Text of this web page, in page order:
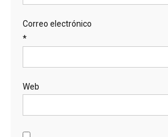
Correo electrónico
*
Web